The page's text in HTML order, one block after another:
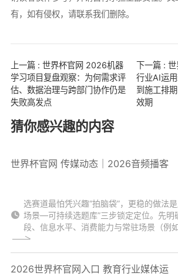
有，如有侵权，请联系我们删除。
上一篇 : 世界杯官网 2026机器
学习项目复盘观察：为何需求评
估、数据治理与跨部门协作仍是
失败高发点
下一篇 :
行业AI运
到施工排
效期
猜你感兴趣的内容
世界杯官网 传媒动态｜2026音频播客
选赛道最怕凭兴趣“拍脑袋”，更稳的做法
场景—可持续选题库”三步锁定定位。先明
段、信息水平、消费能力与常驻场景（例
2026世界杯官网入口 教育行业媒体运